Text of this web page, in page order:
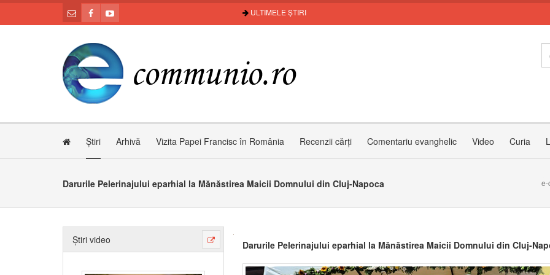
ULTIMELE ȘTIRI
Știri Arhivă Vizita Papei Francisc în România Recenzii cărți Comentariu evanghelic Video Curia
Darurile Pelerinajului eparhial la Mănăstirea Maicii Domnului din Cluj-Napoca e-
Știri video Darurile Pelerinajului eparhial la Mănăstirea Maicii Domnului din Cluj-